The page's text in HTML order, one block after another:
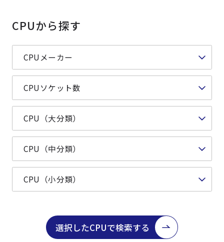
CPUから探す
選択したCPUで検索する